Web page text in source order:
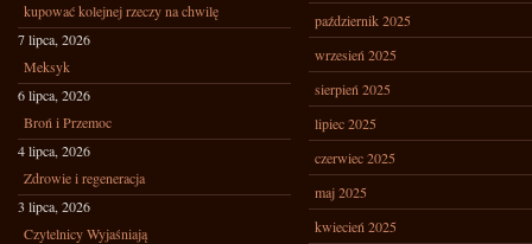
kupować kolejnej rzeczy na chwilę
7 lipca, 2026
Meksyk
6 lipca, 2026
Broń i Przemoc
4 lipca, 2026
Zdrowie i regeneracja
3 lipca, 2026
Czytelnicy Wyjaśniają
październik 2025
wrzesień 2025
sierpień 2025
lipiec 2025
czerwiec 2025
maj 2025
kwiecień 2025